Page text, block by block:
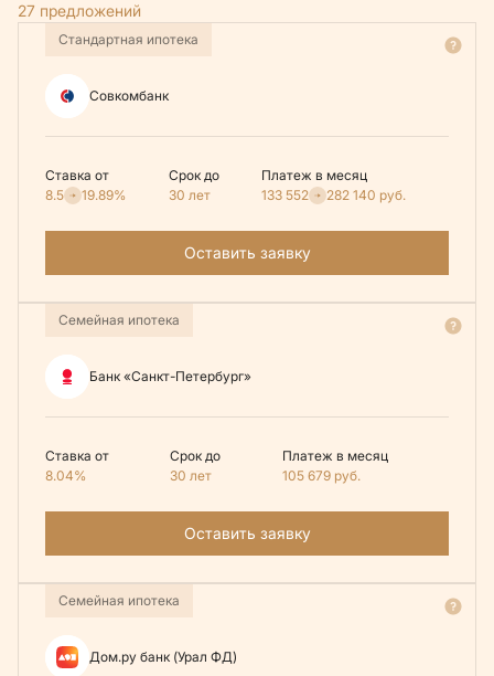
27 предложений
Стандартная ипотека
Совкомбанк
Ставка от
8.5
19.89%
Срок до
30 лет
Платеж в месяц
133 552
282 140 руб.
Оставить заявку
Семейная ипотека
Банк «Санкт-Петербург»
Ставка от
8.04%
Срок до
30 лет
Платеж в месяц
105 679 руб.
Оставить заявку
Семейная ипотека
Дом.ру банк (Урал ФД)